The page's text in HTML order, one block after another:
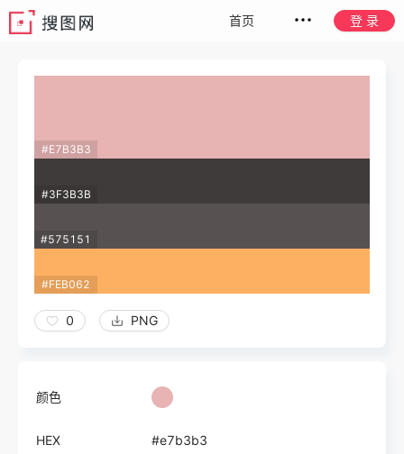
首页 登 录
#E7B3B3
#3F3B3B
#575151
#FEB062
0 PNG
颜色
HEX #e7b3b3